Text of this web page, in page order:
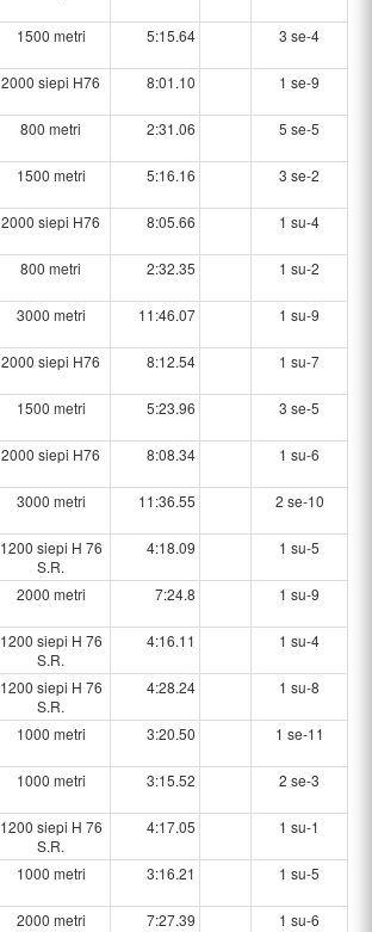
1500 metri 5:15.64 3 se-4
2000 siepi H76 8:01.10 1 se-9
800 metri 2:31.06 5 se-5
1500 metri 5:16.16 3 se-2
2000 siepi H76 8:05.66 1 su-4
800 metri 2:32.35 1 su-2
3000 metri 11:46.07 1 su-9
2000 siepi H76 8:12.54 1 su-7
1500 metri 5:23.96 3 se-5
2000 siepi H76 8:08.34 1 su-6
3000 metri 11:36.55 2 se-10
1200 siepi H 76
S.R.
4:18.09 1 su-5
2000 metri 7:24.8 1 su-9
1200 siepi H 76
S.R.
4:16.11 1 su-4
1200 siepi H 76
S.R.
4:28.24 1 su-8
1000 metri 3:20.50 1 se-11
1000 metri 3:15.52 2 se-3
1200 siepi H 76
S.R.
4:17.05 1 su-1
1000 metri 3:16.21 1 su-5
2000 metri 7:27.39 1 su-6